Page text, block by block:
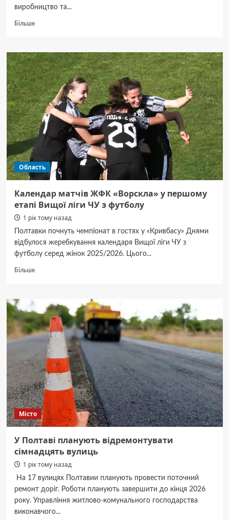
виробництво та...
БільшеДокладніше
завершило
розслідування
справи
про
продаж
контрафактного
бензину
на
Полтавщині
Область
Календар матчів ЖФК «Ворскла» у першому
етапі Вищої ліги ЧУ з футболу
1 рік тому назад
Полтавки почнуть чемпіонат в гостях у «Кривбасу» Днями
відбулося жеребкування календаря Вищої ліги ЧУ з
футболу серед жінок 2025/2026. Цього...
БільшеДокладніше
ЖФК
«Ворскла»
у першому
етапі
Вищої
ЧУ з футболу
Місто
У Полтаві планують відремонтувати
сімнадцять вулиць
1 рік тому назад
На 17 вулицях Полтавии планують провести поточний
ремонт доріг. Роботи планують завершити до кінця 2026
року. Управління житлово-комунального господарства
виконавчого...